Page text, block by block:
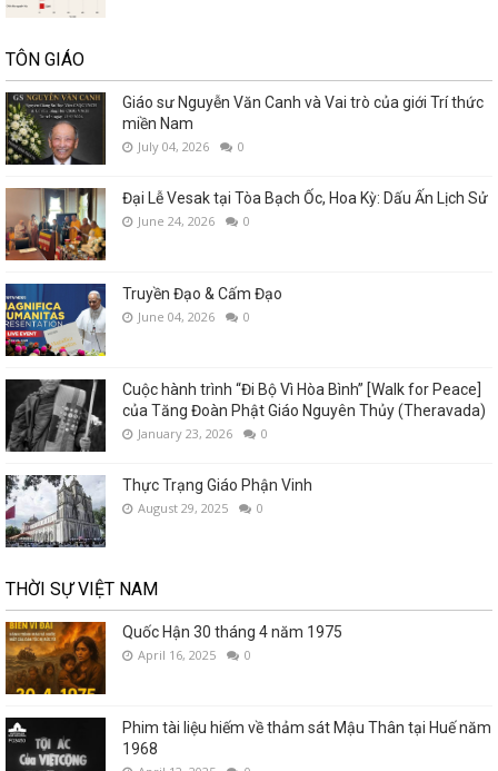
TÔN GIÁO
Giáo sư Nguyễn Văn Canh và Vai trò của giới Trí thức
miền Nam
July 04, 2026 0
Đại Lễ Vesak tại Tòa Bạch Ốc, Hoa Kỳ: Dấu Ấn Lịch Sử
June 24, 2026 0
Truyền Đạo & Cấm Đạo
June 04, 2026 0
Cuộc hành trình “Đi Bộ Vì Hòa Bình” [Walk for Peace]
của Tăng Đoàn Phật Giáo Nguyên Thủy (Theravada)
January 23, 2026 0
Thực Trạng Giáo Phận Vinh
August 29, 2025 0
THỜI SỰ VIỆT NAM
Quốc Hận 30 tháng 4 năm 1975
April 16, 2025 0
Phim tài liệu hiếm về thảm sát Mậu Thân tại Huế năm
1968